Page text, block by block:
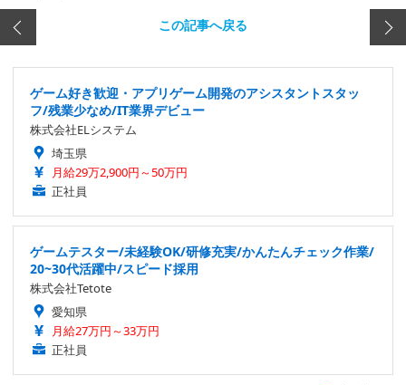
この記事へ戻る
ゲーム好き歓迎・アプリゲーム開発のアシスタントスタッ
フ/残業少なめ/IT業界デビュー
株式会社ELシステム
埼玉県
月給29万2,900円～50万円
正社員
ゲームテスター/未経験OK/研修充実/かんたんチェック作業/
20~30代活躍中/スピード採用
株式会社Tetote
愛知県
月給27万円～33万円
正社員